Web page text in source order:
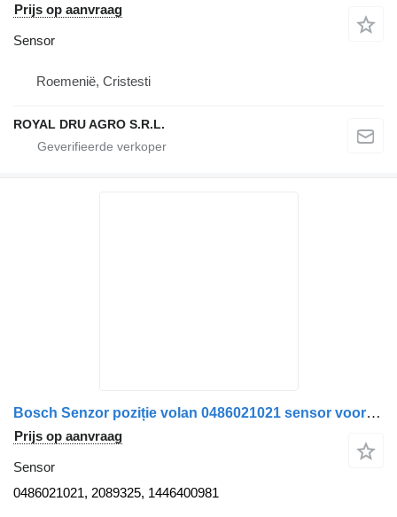
Prijs op aanvraag
Sensor
Roemenië, Cristesti
ROYAL DRU AGRO S.R.L.
Bosch Senzor poziție volan 0486021021 sensor voor Scania 0486021021 2089325 1446400981 Bosch vrachtwagen
Prijs op aanvraag
Sensor
0486021021, 2089325, 1446400981